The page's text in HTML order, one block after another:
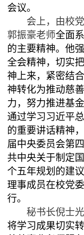
会议。
会上，由校
郭振豪老师全面
的主要精神。 他
全会精神，切实
神上来，紧密结
神转化为推动慈
力，努力推进基
通过学习习近平
的重要讲话精神
届中央委员会第
共中央关于制定
个五年规划的建
理事成员在校党
行。
秘书长倪士
将学习成果切实